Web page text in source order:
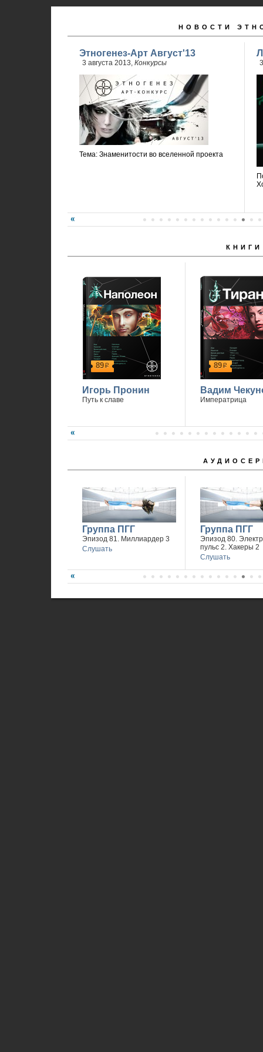
НОВОСТИ
Этногенез-Арт Август'13
3 августа 2013, Конкурсы
Тема: Знаменитости во вселенной проекта
КНИГИ
89р
Игорь Пронин
Путь к славе
89р
Вадим
Императрица
Группа ПГГ
Эпизод 81. Миллиардер 3
Слушать
Группа ПГГ
Эпизод 80.
пульс 2. Хакеры 2
Слушать